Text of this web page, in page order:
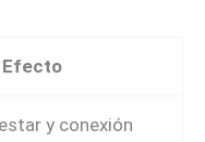
Efecto
y conexión